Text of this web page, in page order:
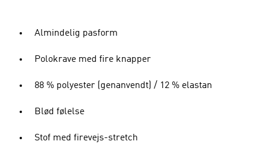
Almindelig pasform
Polokrave med fire knapper
88 % polyester (genanvendt) / 12 % elastan
Blød følelse
Stof med firevejs-stretch